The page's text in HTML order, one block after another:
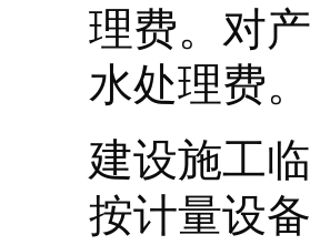
理费。对
水处理费。
建设施工
按计量设